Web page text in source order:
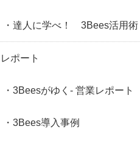
達人に学べ！ 3Bees活用術
レポート
3Beesがゆく- 営業レポート
3Bees導入事例